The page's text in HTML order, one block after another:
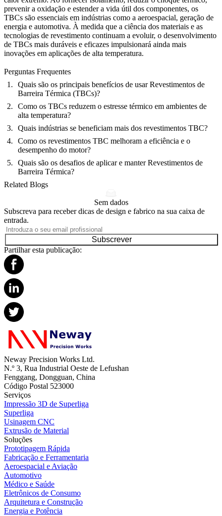
prevenir a oxidação e estender a vida útil dos componentes, os
TBCs são essenciais em indústrias como a aeroespacial, geração de
energia e automotiva. À medida que a ciência dos materiais e as
tecnologias de revestimento continuam a evoluir, o desenvolvimento
de TBCs mais duráveis e eficazes impulsionará ainda mais
inovações em aplicações de alta temperatura.
Perguntas Frequentes
Quais são os principais benefícios de usar Revestimentos de
Barreira Térmica (TBCs)?
Como os TBCs reduzem o estresse térmico em ambientes de
alta temperatura?
Quais indústrias se beneficiam mais dos revestimentos TBC?
Como os revestimentos TBC melhoram a eficiência e o
desempenho do motor?
Quais são os desafios de aplicar e manter Revestimentos de
Barreira Térmica?
Related Blogs
Sem dados
Subscreva para receber dicas de design e fabrico na sua caixa de
entrada.
Subscrever
Partilhar esta publicação:
Neway Precision Works Ltd.
N.º 3, Rua Industrial Oeste de Lefushan
Fenggang, Dongguan, China
Código Postal 523000
Serviços
Impressão 3D de Superliga
Superliga
Usinagem CNC
Extrusão de Material
Soluções
Prototipagem Rápida
Fabricação e Ferramentaria
Aeroespacial e Aviação
Automotivo
Médico e Saúde
Eletrônicos de Consumo
Arquitetura e Construção
Energia e Potência